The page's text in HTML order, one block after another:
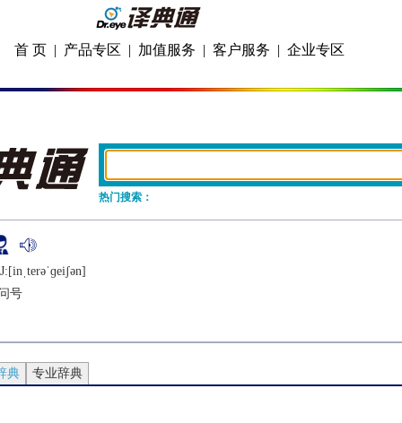
首 页 | 产品专区 | 加值服务 | 客户服务 | 企业专区
热门搜索：
号
典 专业辞典